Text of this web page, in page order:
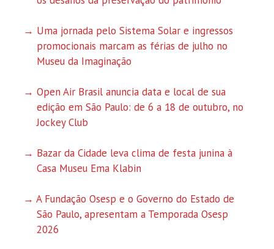
Uma jornada pelo Sistema Solar e ingressos
promocionais marcam as férias de julho no
Museu da Imaginação
Open Air Brasil anuncia data e local de sua
edição em São Paulo: de 6 a 18 de outubro, no
Jockey Club
Bazar da Cidade leva clima de festa junina à
Casa Museu Ema Klabin
A Fundação Osesp e o Governo do Estado de
São Paulo, apresentam a Temporada Osesp
2026